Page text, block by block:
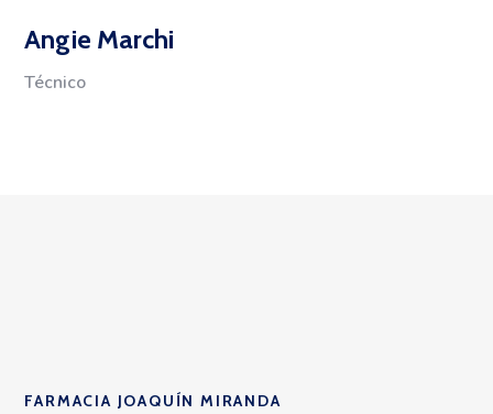
Angie Marchi
Técnico
FARMACIA JOAQUÍN MIRANDA